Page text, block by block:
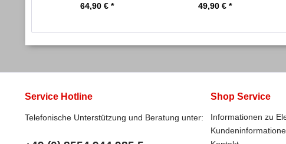
64,90 € * 49,90 € *
Service Hotline
Telefonische Unterstützung und Beratung unter:
Shop Service
Informationen zu